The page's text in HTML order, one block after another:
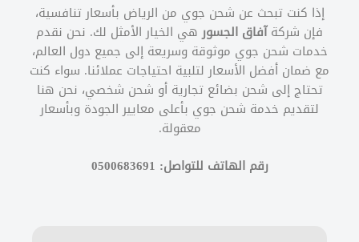
إذا كنت تبحث عن شحن جوي من الرياض بأسعار تنافسية،
فإن شركةآفاق الجسور هي الخيار الأمثل لك. نحن نقدم
خدمات شحن جوي موثوقة وسريعة إلى جميع دول العالم،
مع ضمان أفضل الأسعار لتلبية احتياجات عملائنا. سواء كنت
تحتاج إلى شحن بضائع تجارية أو شحن شخصي، نحن هنا
لتقديم خدمة شحن جوي بأعلى معايير الجودة وبأسعار
معقولة.
رقم الهاتف للتواصل: 0500683691